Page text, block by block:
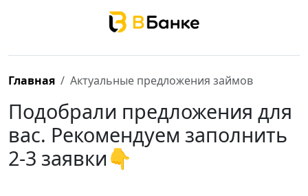
Главная Актуальные предложения займов
Подобрали предложения для
вас. Рекомендуем заполнить
2-3 заявки👇